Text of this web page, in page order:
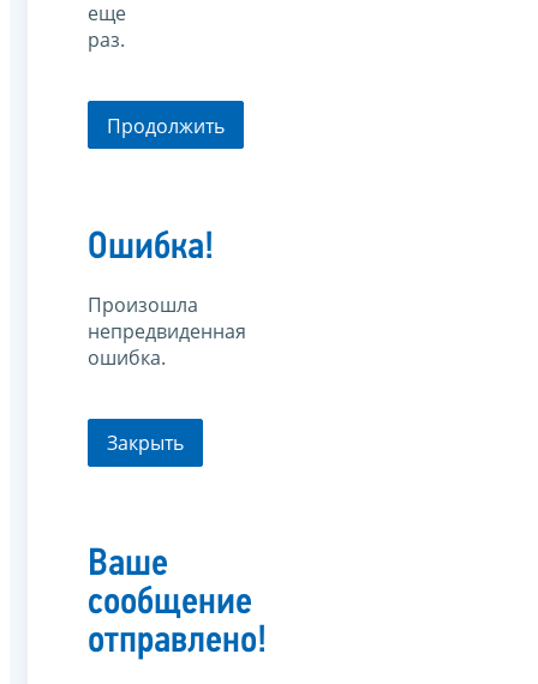
еще
раз.
Продолжить
Ошибка!
Произошла
непредвиденная
ошибка.
Закрыть
Ваше
сообщение
отправлено!